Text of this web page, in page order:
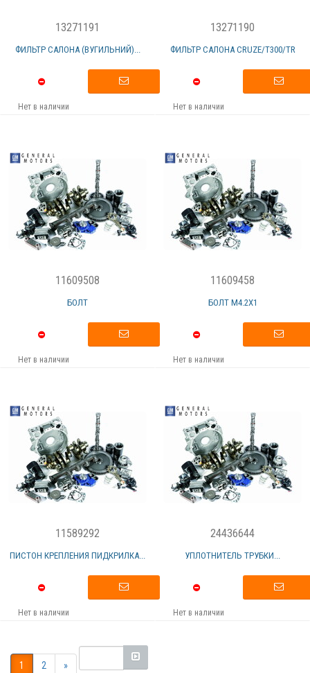
13271191
ФИЛЬТР САЛОНА (ВУГИЛЬНИЙ)...
Нет в наличии
13271190
ФИЛЬТР САЛОНА CRUZE/Т300/TR
Нет в наличии
11609508
БОЛТ
Нет в наличии
11609458
БОЛТ М4.2X1
Нет в наличии
11589292
ПИСТОН КРЕПЛЕНИЯ ПИДКРИЛКА...
Нет в наличии
24436644
УПЛОТНИТЕЛЬ ТРУБКИ...
Нет в наличии
1 2 »